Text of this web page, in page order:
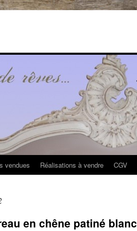
vendues Réalisations à vendre CGV
en chêne patiné blanc